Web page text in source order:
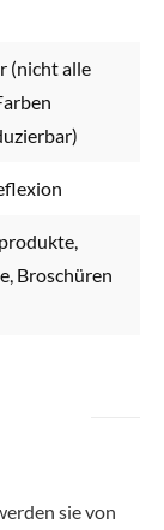
(nicht alle
Broschüren
sie von